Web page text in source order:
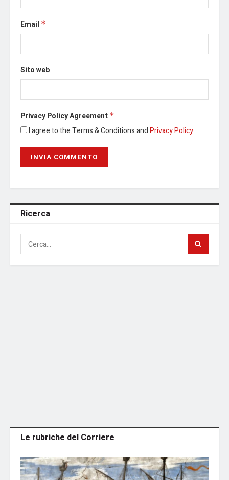
Email *
Sito web
Privacy Policy Agreement *
I agree to the Terms & Conditions andPrivacy Policy.
Ricerca
Le rubriche del Corriere